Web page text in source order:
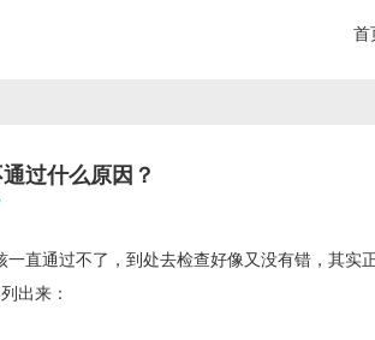
首
过什么原因？
直通过不了，到处去检查好像又没有错，其实
出来：